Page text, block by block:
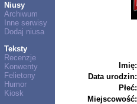
Niusy
Archiwum
Inne serwisy
Dodaj niusa
Teksty
Recenzje
Konwenty
Felietony
Humor
Kiosk
Imię:
Data urodzin:
Płeć:
Miejscowość: